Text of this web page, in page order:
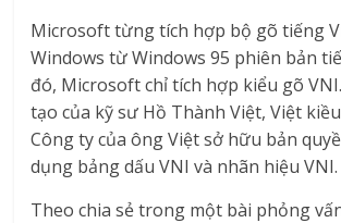
Microsoft từng tích hợp bộ gõ tiếng
Windows từ Windows 95 phiên bản
đó, Microsoft chỉ tích hợp kiểu gõ
tạo của kỹ sư Hồ Thành Việt, Việt
Công ty của ông Việt sở hữu bản
dụng bảng dấu VNI và nhãn hiệu VNI.
Theo chia sẻ trong một bài phỏng